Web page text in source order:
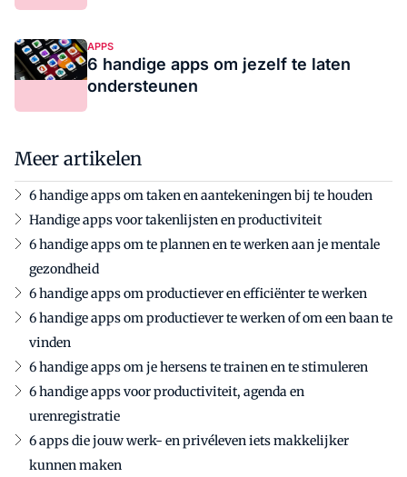
APPS
6 handige apps om jezelf te laten
ondersteunen
Meer artikelen
6 handige apps om taken en aantekeningen bij te houden
Handige apps voor takenlijsten en productiviteit
6 handige apps om te plannen en te werken aan je mentale
gezondheid
6 handige apps om productiever en efficiënter te werken
6 handige apps om productiever te werken of om een baan te
vinden
6 handige apps om je hersens te trainen en te stimuleren
6 handige apps voor productiviteit, agenda en
urenregistratie
6 apps die jouw werk- en privéleven iets makkelijker
kunnen maken